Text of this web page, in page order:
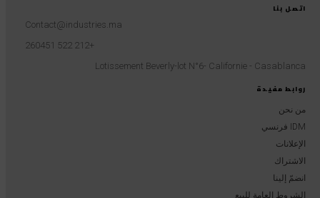
روابط مفيدة
من نحن
IDM فرنسي
الإعلانات
الاشتراك
انضمّ إلينا
الشروط العامة للبيع
اتصل بنا
Contact@industries.ma
+212 522 260451
Lotissement Beverly-lot N°6- Californie - Casablanca